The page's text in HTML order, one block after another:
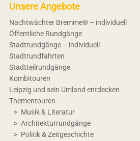
Unsere Angebote
Nachtwächter Bremme® – individuell
Öffentliche Rundgänge
Stadtrundgänge – individuell
Stadtrundfahrten
Stadtteilrundgänge
Kombitouren
Leipzig und sein Umland entdecken
Thementouren
Musik & Literatur
Architekturrundgänge
Politik & Zeitgeschichte